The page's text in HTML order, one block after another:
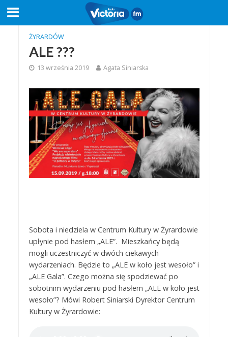
ŻYRARDÓW
ALE ???
13 września 2019 Agata Siniarska
Sobota i niedziela w Centrum Kultury w Żyrardowie
upłynie pod hasłem „ALE”. Mieszkańcy będą
mogli uczestniczyć w dwóch ciekawych
wydarzeniach. Będzie to „ALE w koło jest wesoło” i
„ALE Gala”. Czego można się spodziewać po
sobotnim wydarzeniu pod hasłem „ALE w koło jest
wesoło”? Mówi Robert Siniarski Dyrektor Centrum
Kultury w Żyrardowie: